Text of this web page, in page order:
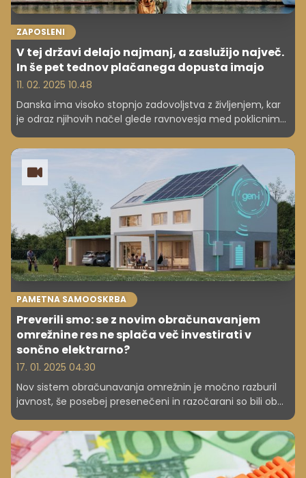
ZAPOSLENI
V tej državi delajo najmanj, a zaslužijo največ.
In še pet tednov plačanega dopusta imajo
11. 02. 2025 10.48
Danska ima visoko stopnjo zadovoljstva z življenjem, kar
je odraz njihovih načel glede ravnovesja med poklicnim
PAMETNA SAMOOSKRBA
Preverili smo: se z novim obračunavanjem
omrežnine res ne splača več investirati v
sončno elektrarno?
17. 01. 2025 04.30
Nov sistem obračunavanja omrežnin je močno razburil
javnost, še posebej presenečeni in razočarani so bili ob
toplotnih črpalk in električnih avtomobilov. Mnogi, ki so
razmišljali o investiciji v sončno elektrarno, so zato sedaj
v dvomih, da se samooskrba res splača.